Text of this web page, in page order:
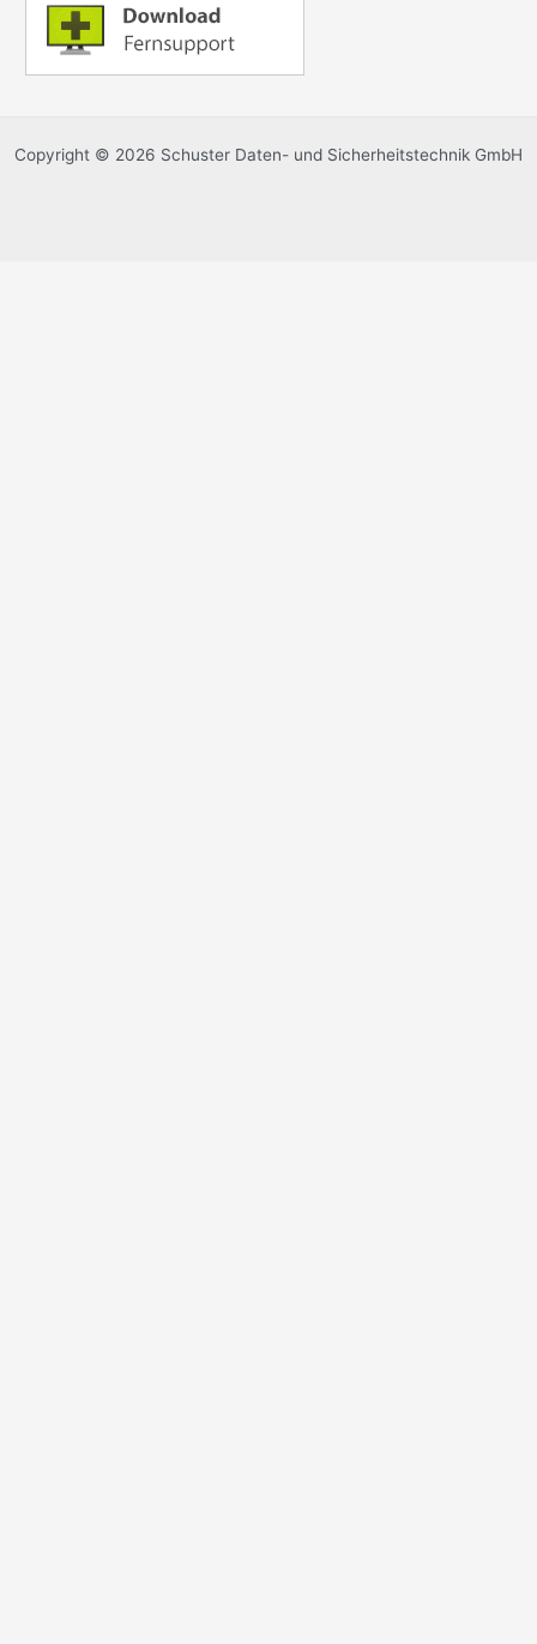
Copyright © 2026 Schuster Daten- und Sicherheitstechnik GmbH